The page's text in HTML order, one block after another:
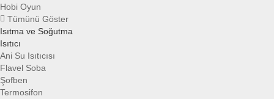
Hobi Oyun
Tümünü Göster
Isıtma ve Soğutma
Isıtıcı
Ani Su Isıtıcısı
Flavel Soba
Şofben
Termosifon